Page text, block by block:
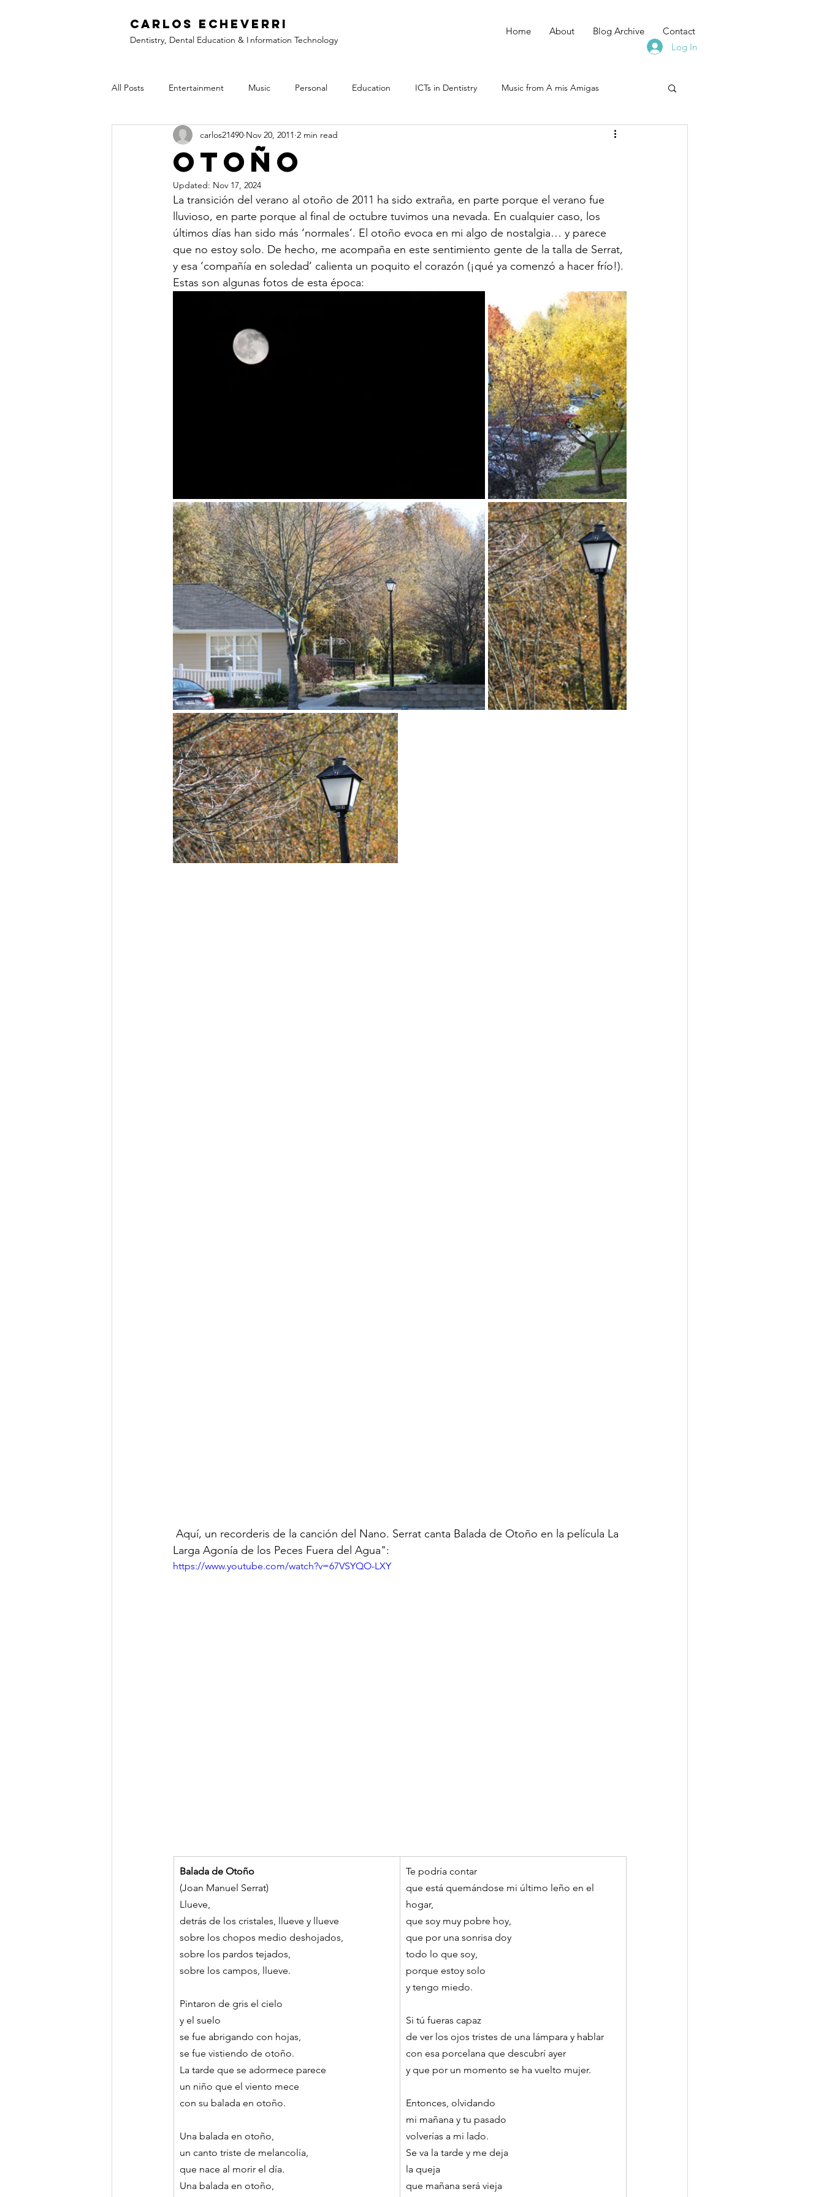
Carlos Echeverri
Dentistry, Dental Education & I nformation Technology
Home About Blog Archive
Contact
Log In
All Posts Entertainment Music Personal Education ICTs in Dentistry Music from A mis Amigas
Otoño
carlos21490 Nov 20, 2011 2 min read
Updated: Nov 17, 2024
La transición del verano al otoño de 2011 ha sido extraña, en parte porque el verano fue
lluvioso, en parte porque al final de octubre tuvimos una nevada. En cualquier caso, los
últimos días han sido más ‘normales’. El otoño evoca en mi algo de nostalgia… y parece
que no estoy solo. De hecho, me acompaña en este sentimiento gente de la talla de Serrat,
y esa ‘compañía en soledad’ calienta un poquito el corazón (¡qué ya comenzó a hacer frío!).
Estas son algunas fotos de esta época:
Larga Agonía de los Peces Fuera del Agua":
https://www.youtube.com/watch?v=67VSYQO-LXY
Balada de Otoño
(Joan Manuel Serrat)
Llueve,
detrás de los cristales, llueve y llueve
sobre los chopos medio deshojados,
sobre los pardos tejados,
sobre los campos, llueve.
Pintaron de gris el cielo
y el suelo
se fue abrigando con hojas,
se fue vistiendo de otoño.
La tarde que se adormece parece
un niño que el viento mece
con su balada en otoño.
Una balada en otoño,
un canto triste de melancolía,
que nace al morir el día.
Una balada en otoño,
Te podría contar
que está quemándose mi último leño en el
hogar,
que soy muy pobre hoy,
que por una sonrisa doy
todo lo que soy,
porque estoy solo
y tengo miedo.
Si tú fueras capaz
de ver los ojos tristes de una lámpara y hablar
con esa porcelana que descubrí ayer
y que por un momento se ha vuelto mujer.
Entonces, olvidando
mi mañana y tu pasado
volverías a mi lado.
Se va la tarde y me deja
la queja
que mañana será vieja